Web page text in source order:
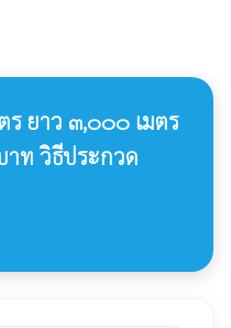
ยาว ๓,๐๐๐ เมตร
ท วิธีประกวด